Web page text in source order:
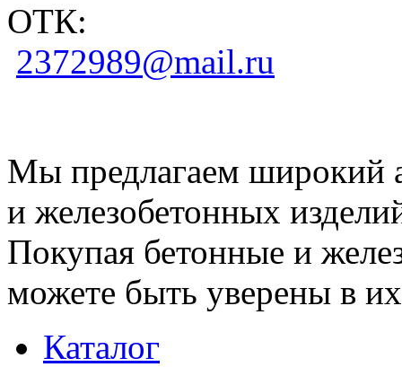
ОТК:
2372989@mail.ru
Мы предлагаем широкий
и железобетонных
Покупая бетонные и
можете быть уверены в их
Каталог